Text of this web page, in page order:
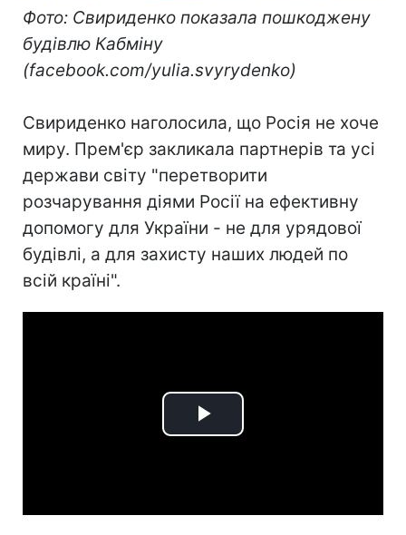
Фото: Свириденко показала пошкоджену
будівлю Кабміну
(facebook.com/yulia.svyrydenko)
Свириденко наголосила, що Росія не хоче
миру. Прем'єр закликала партнерів та усі
держави світу "перетворити
розчарування діями Росії на ефективну
допомогу для України - не для урядової
будівлі, а для захисту наших людей по
всій країні".
Play